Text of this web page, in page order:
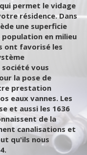
permet le vidage
résidence. Dans
une superficie
en milieu
ont favorisé les
vous
la pose de
prestation
eaux vannes. Les
et aussi les 1636
de la
canalisations et
qu'ils nous